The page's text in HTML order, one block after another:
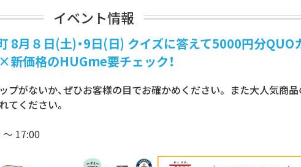
イベント情報
8月８日(土)・9日(日) クイズに答えて5000円分QUO
価格のHUGme要チェック！
プがないか、ぜひお客様の目でお確かめください。 また大人気商
てください。
～ 17:00